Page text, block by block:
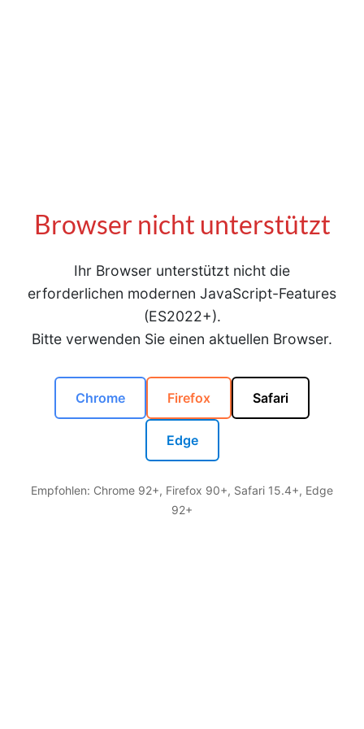
Browser nicht unterstützt
Ihr Browser unterstützt nicht die
erforderlichen modernen JavaScript-Features
(ES2022+).
Bitte verwenden Sie einen aktuellen Browser.
Chrome Firefox Safari
Edge
Empfohlen: Chrome 92+, Firefox 90+, Safari 15.4+, Edge
92+